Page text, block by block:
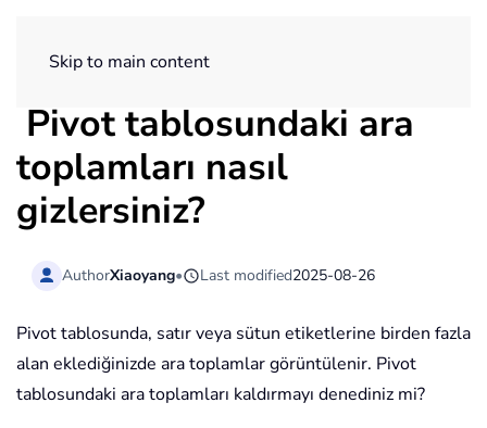
Skip to main content
Pivot tablosundaki ara
toplamları nasıl
gizlersiniz?
AuthorXiaoyang• Last modified2025-08-26
Pivot tablosunda, satır veya sütun etiketlerine birden fazla
alan eklediğinizde ara toplamlar görüntülenir. Pivot
tablosundaki ara toplamları kaldırmayı denediniz mi?